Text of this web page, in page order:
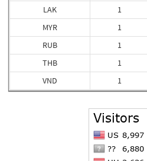
LAK
MYR
RUB
THB
VND
1
1
1
1
1